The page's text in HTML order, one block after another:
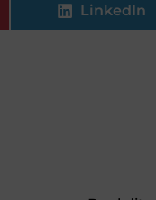
LinkedIn